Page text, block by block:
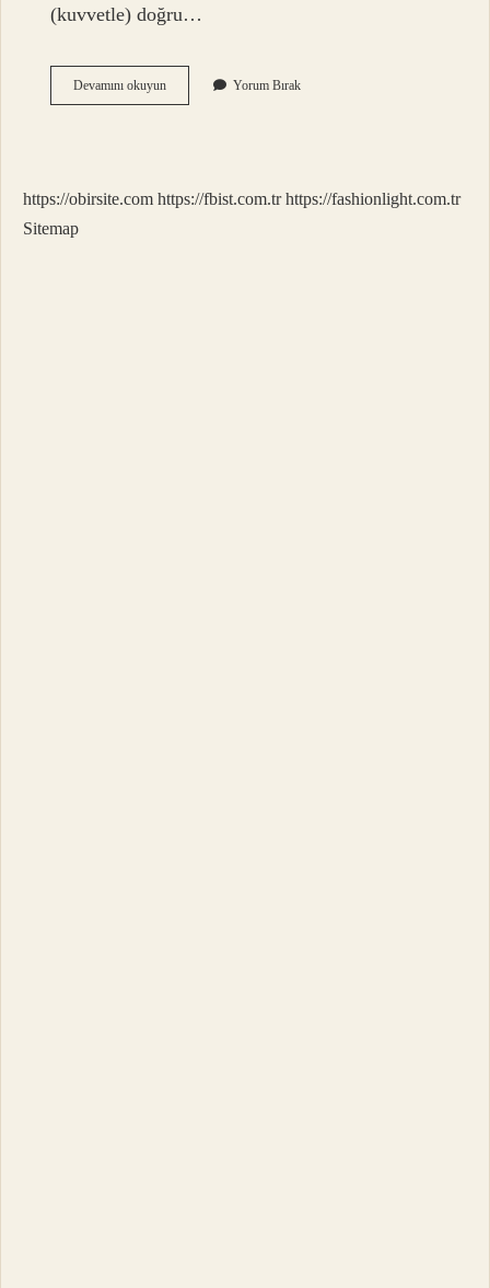
(kuvvetle) doğru…
Devamını okuyunBasınç
Ne
Yorum Bırak
https://obirsite.com https://fbist.com.tr https://fashionlight.com.tr
Sitemap